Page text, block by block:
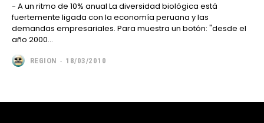
- A un ritmo de 10% anual La diversidad biológica está
fuertemente ligada con la economía peruana y las
demandas empresariales. Para muestra un botón: "desde el
año 2000...
REGION - 18/03/2010